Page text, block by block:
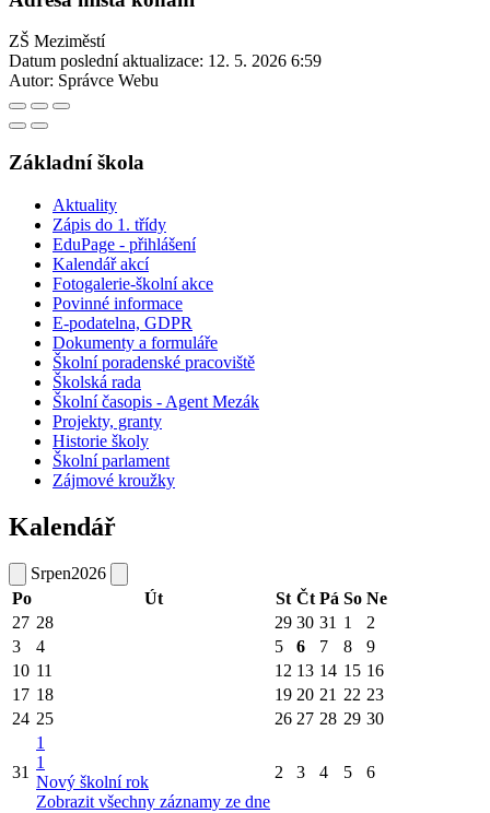
ZŠ Meziměstí
Datum poslední aktualizace: 12. 5. 2026 6:59
Autor: Správce Webu
Základní škola
Aktuality
Zápis do 1. třídy
EduPage - přihlášení
Kalendář akcí
Fotogalerie-školní akce
Povinné informace
E-podatelna, GDPR
Dokumenty a formuláře
Školní poradenské pracoviště
Školská rada
Školní časopis - Agent Mezák
Projekty, granty
Historie školy
Školní parlament
Zájmové kroužky
Kalendář
Srpen2026
Po
Út St Čt Pá So Ne
27 28 29 30 31 1
2
3
4 5 6 7 8
9
10 11 12 13 14 15 16
17 18 19 20 21 22 23
24 25 26 27 28 29 30
31
1
1
Nový školní rok
Zobrazit všechny záznamy ze dne
2 3 4 5 6